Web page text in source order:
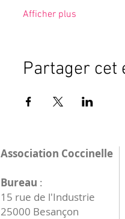
Afficher plus
Partager cet
Association Coccinelle
Bureau :
15 rue de l'Industrie
25000 Besançon